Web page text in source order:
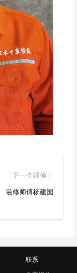
下一个师傅：
装修师傅杨建国
联系